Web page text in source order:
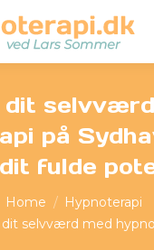
dit
på
fulde
Home
Hypnoterapi
selvværd med